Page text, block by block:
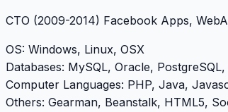
CTO (2009-2014) Facebook Apps,
OS: Windows, Linux, OSX
Databases: MySQL, Oracle,
Computer Languages: PHP, Java,
Others: Gearman, Beanstalk, HTML5,